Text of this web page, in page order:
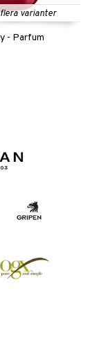
varianter
- Parfum